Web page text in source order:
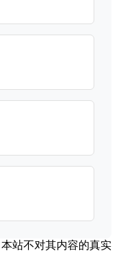
站不对其内容的真实